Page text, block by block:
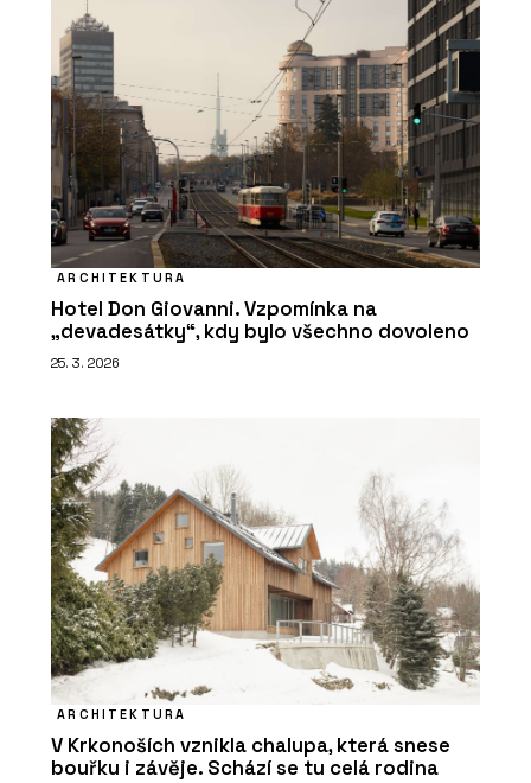
ARCHITEKTURA
Hotel Don Giovanni. Vzpomínka na
„devadesátky“, kdy bylo všechno dovoleno
25. 3. 2026
ARCHITEKTURA
V Krkonoších vznikla chalupa, která snese
bouřku i závěje. Schází se tu celá rodina